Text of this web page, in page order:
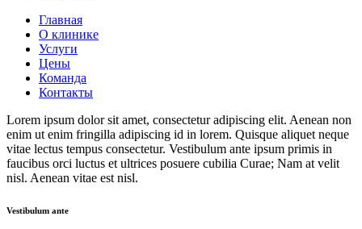
Главная
О клинике
Услуги
Цены
Команда
Контакты
Lorem ipsum dolor sit amet, consectetur adipiscing elit. Aenean non
enim ut enim fringilla adipiscing id in lorem. Quisque aliquet neque
vitae lectus tempus consectetur. Vestibulum ante ipsum primis in
faucibus orci luctus et ultrices posuere cubilia Curae; Nam at velit
nisl. Aenean vitae est nisl.
Vestibulum ante